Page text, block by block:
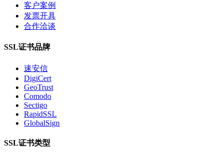
客户案例
发票开具
合作洽谈
SSL证书品牌
速安信
DigiCert
GeoTrust
Comodo
Sectigo
RapidSSL
GlobalSign
SSL证书类型